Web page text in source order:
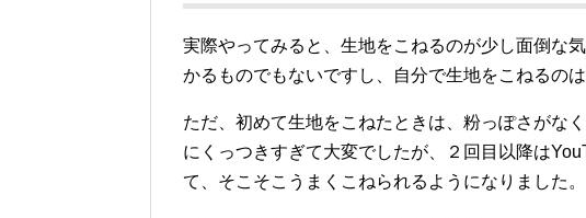
実際やってみると、生地をこねるのが少し面倒な
かるものでもないですし、自分で生地をこねるの
ただ、初めて生地をこねたときは、粉っぽさがな
にくっつきすぎて大変でしたが、２回目以降は
て、そこそこうまくこねられるようになりました。